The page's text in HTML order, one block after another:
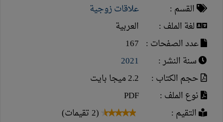
القسم :
علاقات زوجية
لغة الملف :
العربية
عدد الصفحات : 167
سنة النشر :
2021
حجم الكتاب :
2.2 ميجا بايت
نوع الملف :
PDF
التقيم :
(2 تقيمات)